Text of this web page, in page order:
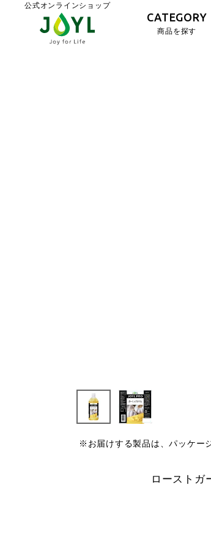
公式オンラインショップ
CATEGORY
商品を探す
※お届けする製品は、パッケー
ローストガ